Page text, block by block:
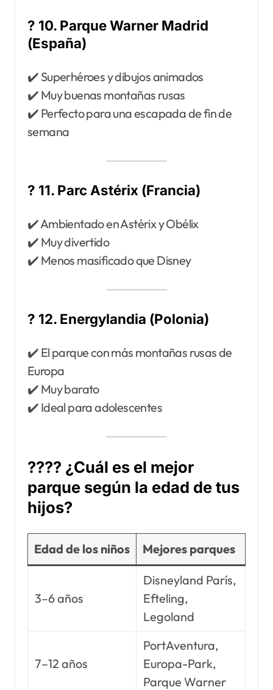
? 10. Parque Warner Madrid
(España)
✔️ Superhéroes y dibujos animados
✔️ Muy buenas montañas rusas
✔️ Perfecto para una escapada de fin de
semana
? 11. Parc Astérix (Francia)
✔️ Ambientado en Astérix y Obélix
✔️ Muy divertido
✔️ Menos masificado que Disney
? 12. Energylandia (Polonia)
✔️ El parque con más montañas rusas de
Europa
✔️ Muy barato
✔️ Ideal para adolescentes
?‍?‍?‍? ¿Cuál es el mejor
parque según la edad de tus
hijos?
Edad de los niños Mejores parques
3–6 años
Disneyland París,
Efteling,
Legoland
7–12 años
PortAventura,
Europa-Park,
Parque Warner